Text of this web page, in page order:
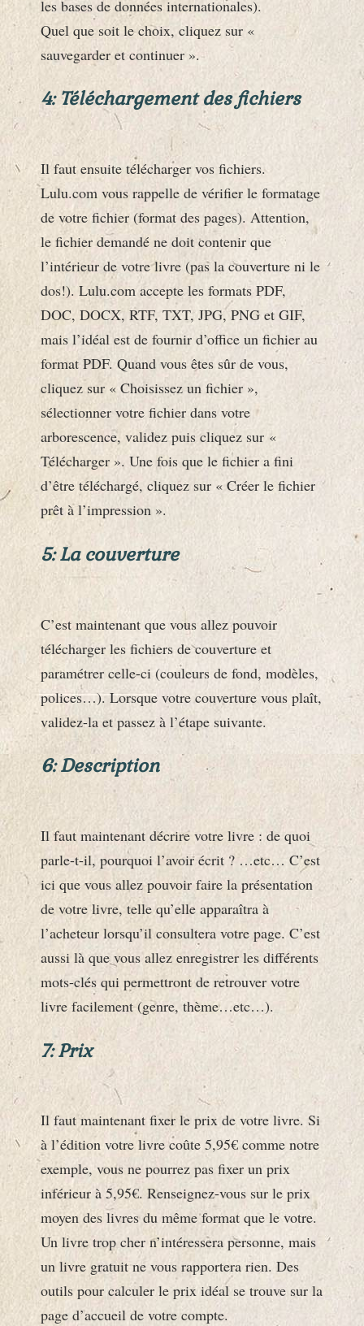
les bases de données internationales).
Quel que soit le choix, cliquez sur «
sauvegarder et continuer ».
4: Téléchargement des fichiers
Il faut ensuite télécharger vos fichiers.
Lulu.com vous rappelle de vérifier le formatage
de votre fichier (format des pages). Attention,
le fichier demandé ne doit contenir que
l’intérieur de votre livre (pas la couverture ni le
dos!). Lulu.com accepte les formats PDF,
DOC, DOCX, RTF, TXT, JPG, PNG et GIF,
mais l’idéal est de fournir d’office un fichier au
format PDF. Quand vous êtes sûr de vous,
cliquez sur « Choisissez un fichier »,
sélectionner votre fichier dans votre
arborescence, validez puis cliquez sur «
Télécharger ». Une fois que le fichier a fini
d’être téléchargé, cliquez sur « Créer le fichier
prêt à l’impression ».
5: La couverture
C’est maintenant que vous allez pouvoir
télécharger les fichiers de couverture et
paramétrer celle-ci (couleurs de fond, modèles,
polices…). Lorsque votre couverture vous plaît,
validez-la et passez à l’étape suivante.
6: Description
Il faut maintenant décrire votre livre : de quoi
parle-t-il, pourquoi l’avoir écrit ? …etc… C’est
ici que vous allez pouvoir faire la présentation
de votre livre, telle qu’elle apparaîtra à
l’acheteur lorsqu’il consultera votre page. C’est
aussi là que vous allez enregistrer les différents
mots-clés qui permettront de retrouver votre
livre facilement (genre, thème…etc…).
7: Prix
Il faut maintenant fixer le prix de votre livre. Si
à l’édition votre livre coûte 5,95€ comme notre
exemple, vous ne pourrez pas fixer un prix
inférieur à 5,95€. Renseignez-vous sur le prix
moyen des livres du même format que le votre.
Un livre trop cher n’intéressera personne, mais
un livre gratuit ne vous rapportera rien. Des
outils pour calculer le prix idéal se trouve sur la
page d’accueil de votre compte.